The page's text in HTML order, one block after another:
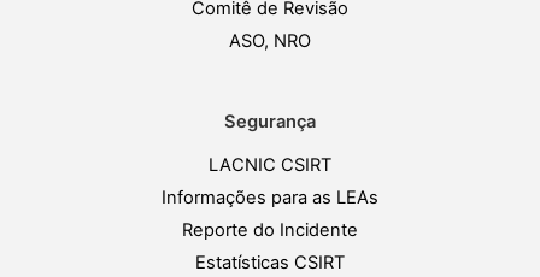
Comitê de Revisão
ASO, NRO
Segurança
LACNIC CSIRT
Informações para as LEAs
Reporte do Incidente
Estatísticas CSIRT